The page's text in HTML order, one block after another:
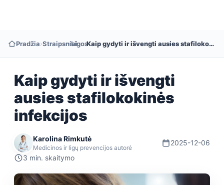
Pradžia›Straipsniai
›Ligos
› Kaip gydyti ir išvengti ausies stafilokokinės infekcijos
Kaip gydyti ir išvengti
ausies stafilokokinės
infekcijos
Karolina Rimkutė
Medicinos ir ligų prevencijos autorė
2025-12-06
3 min. skaitymo